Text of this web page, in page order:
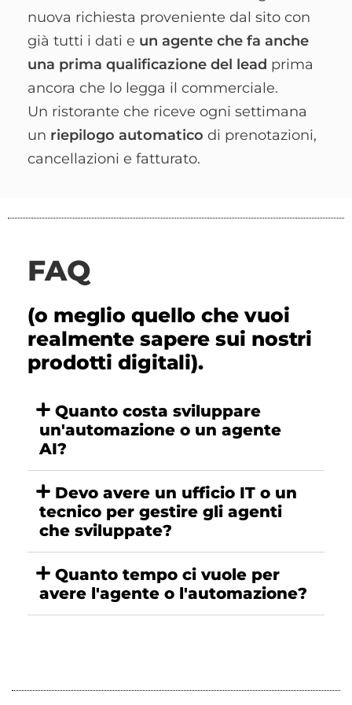
nuova richiesta proveniente dal sito con
già tutti i dati e un agente che fa anche
una prima qualificazione del lead prima
ancora che lo legga il commerciale.
Un ristorante che riceve ogni settimana
un riepilogo automatico di prenotazioni,
cancellazioni e fatturato.
FAQ
(o meglio quello che vuoi
realmente sapere sui nostri
prodotti digitali).
Quanto costa sviluppare
un'automazione o un agente
AI?
Devo avere un ufficio IT o un
tecnico per gestire gli agenti
che sviluppate?
Quanto tempo ci vuole per
avere l'agente o l'automazione?